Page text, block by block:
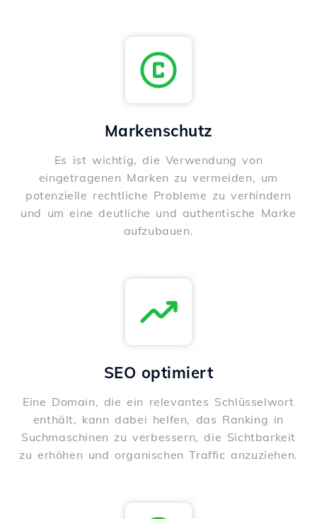
Markenschutz
Es ist wichtig, die Verwendung von
eingetragenen Marken zu vermeiden, um
potenzielle rechtliche Probleme zu verhindern
und um eine deutliche und authentische Marke
aufzubauen.
SEO optimiert
Eine Domain, die ein relevantes Schlüsselwort
enthält, kann dabei helfen, das Ranking in
Suchmaschinen zu verbessern, die Sichtbarkeit
zu erhöhen und organischen Traffic anzuziehen.